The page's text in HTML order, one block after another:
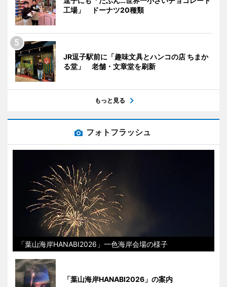
工場」 ドーナツ20種類
JR逗子駅前に「趣味文具とハンコの店 ちまか
る堂」 老舗・文章堂を刷新
もっと見る
フォトフラッシュ
「葉山海岸HANABI2026」一色海岸会場の様子
「葉山海岸HANABI2026」の案内